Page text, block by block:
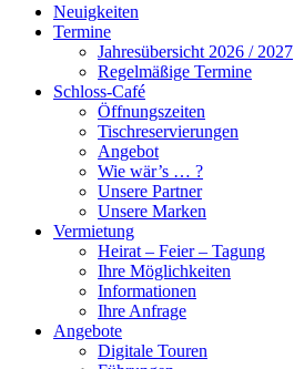
Neuigkeiten
Termine
Jahresübersicht 2026 / 2027
Regelmäßige Termine
Schloss-Café
Öffnungszeiten
Tischreservierungen
Angebot
Wie wär’s … ?
Unsere Partner
Unsere Marken
Vermietung
Heirat – Feier – Tagung
Ihre Möglichkeiten
Informationen
Ihre Anfrage
Angebote
Digitale Touren